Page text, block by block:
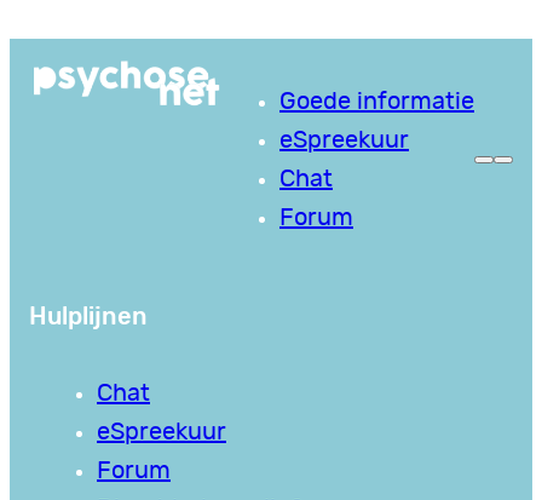
naar
Goede informatie
eSpreekuur
Chat
Forum
Hulplijnen
Chat
eSpreekuur
Forum